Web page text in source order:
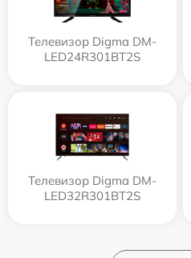
Телевизор Digma DM-
LED24R301BT2S
Телевизор Digma DM-
LED32R301BT2S